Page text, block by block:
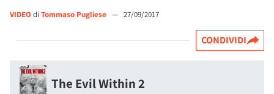
VIDEO di Tommaso Pugliese — 27/09/2017
CONDIVIDI
The Evil Within 2